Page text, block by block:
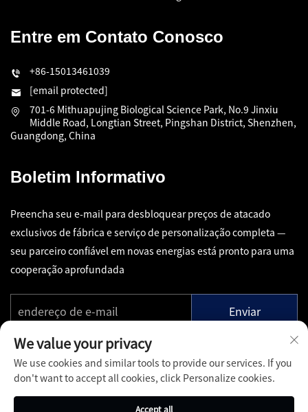
Entre em Contato Conosco
+86-15013461039
[email protected]
701-6 Mithuapujing Biological Science Park, No.9 Jinxiu
Middle Road, Longtian Street, Pingshan District, Shenzhen,
Guangdong, China
Boletim Informativo
Preencha seu e-mail para desbloquear preços de atacado
exclusivos de fábrica e serviço de personalização completa —
seu parceiro confiável em novas energias está pronto para uma
cooperação aprofundada
Enviar
Copyright © Shenzhen Pinfang Chuangfu Technology Co., Ltd.
We value your privacy
We use cookies and similar tools to provide our services. If you
don't want to accept all cookies, click Personalize cookies.
Accept all